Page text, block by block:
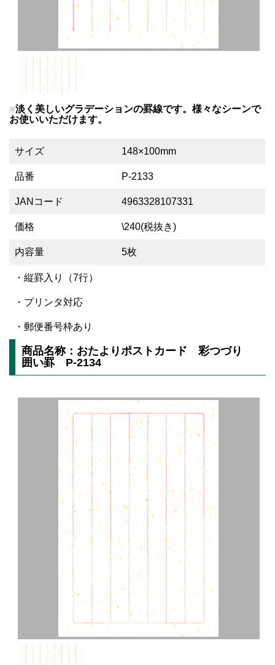
淡く美しいグラデーションの罫線です。様々なシーンで
お使いいただけます。
サイズ 148×100mm
品番 P-2133
JANコード 4963328107331
価格 \240(税抜き)
内容量 5枚
・縦罫入り（7行）
・プリンタ対応
・郵便番号枠あり
商品名称：おたよりポストカード 彩つづり
囲い罫 P-2134